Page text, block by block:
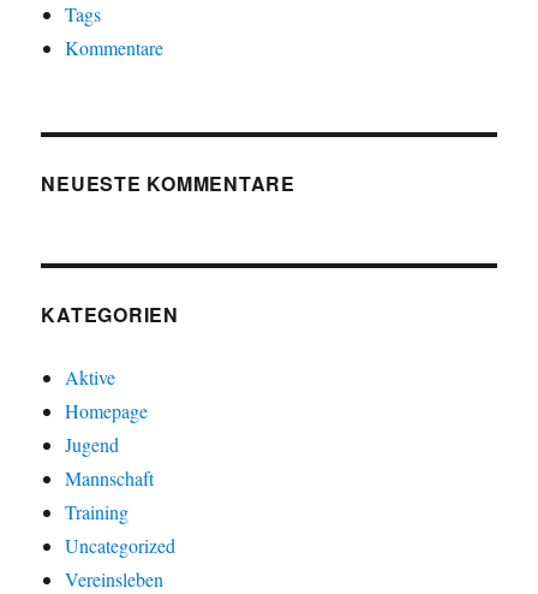
Tags
Kommentare
NEUESTE KOMMENTARE
KATEGORIEN
Aktive
Homepage
Jugend
Mannschaft
Training
Uncategorized
Vereinsleben